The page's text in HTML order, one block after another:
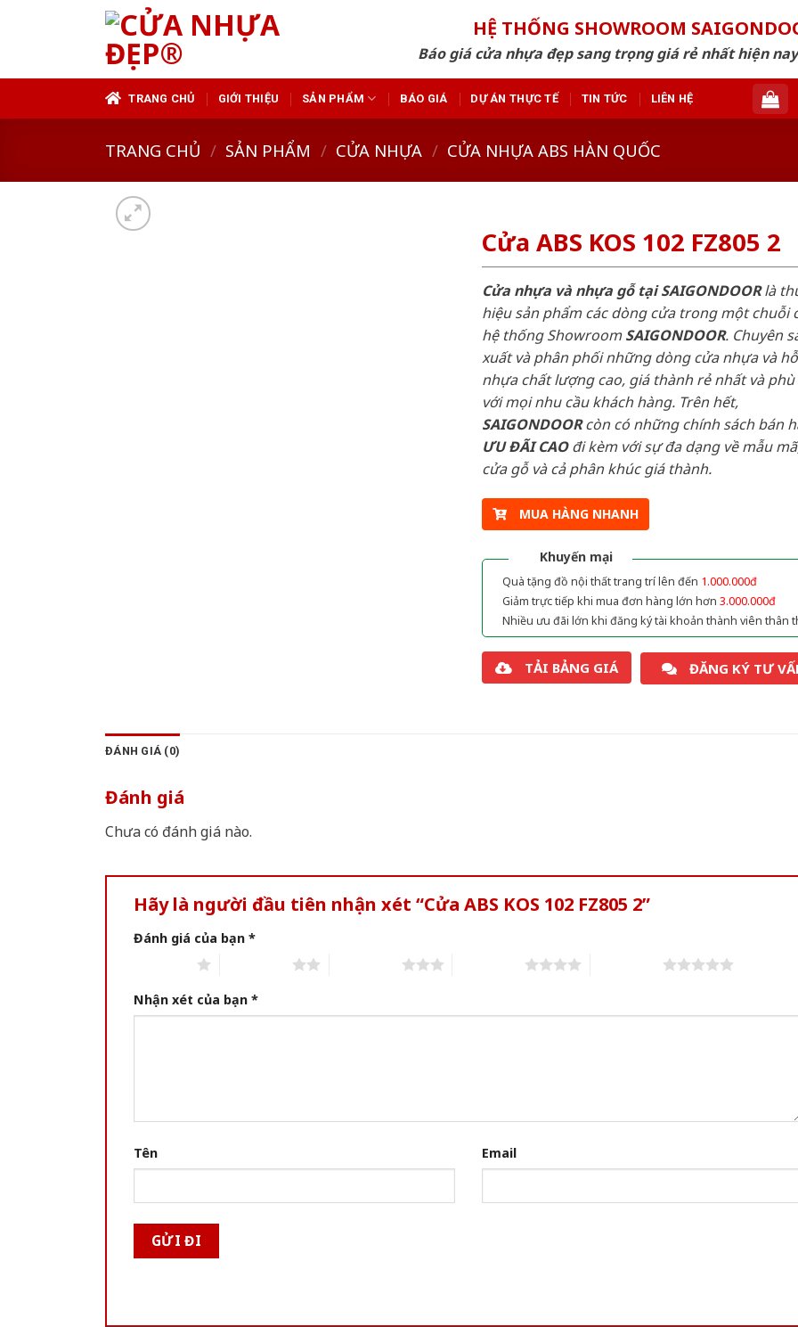
HỆ THỐNG SHOWROOM
Báo giá cửa nhựa đẹp sang trọng giá rẻ nhất hiện nay
TRANG CHỦ GIỚI THIỆU SẢN PHẨM BÁO GIÁ DỰ ÁN THỰC TẾ TIN TỨC LIÊN HỆ
TRANG CHỦ / SẢN PHẨM / CỬA NHỰA / CỬA NHỰA ABS HÀN QUỐC
Cửa ABS KOS 102 FZ805 2
Cửa nhựa và nhựa gỗ tại SAIGONDOORlà
hiệu sản phẩm các dòng cửa trong một chuỗi
hệ thống ShowroomSAIGONDOOR. Chuyên
xuất và phân phối những dòng cửa nhựa và
nhựa chất lượng cao, giá thành rẻ nhất và
với mọi nhu cầu khách hàng. Trên hết,
SAIGONDOORcòn có những chính sách bán
ƯU ĐÃI CAOđi kèm với sự đa dạng về mẫu
cửa gỗ và cả phân khúc giá thành.
MUA HÀNG NHANH
Khuyến mại
Quà tặng đồ nội thất trang trí lên đến 1.000.000đ
Giảm trực tiếp khi mua đơn hàng lớn hơn 3.000.000đ
Nhiều ưu đãi lớn khi đăng ký tài khoản thành viên thân
TẢI BẢNG GIÁ ĐĂNG KÝ TƯ
ĐÁNH GIÁ (0)
Đánh giá
Chưa có đánh giá nào.
Hãy là người đầu tiên nhận xét “Cửa ABS KOS 102 FZ805 2”
Đánh giá của bạn *
Nhận xét của bạn *
Tên Email